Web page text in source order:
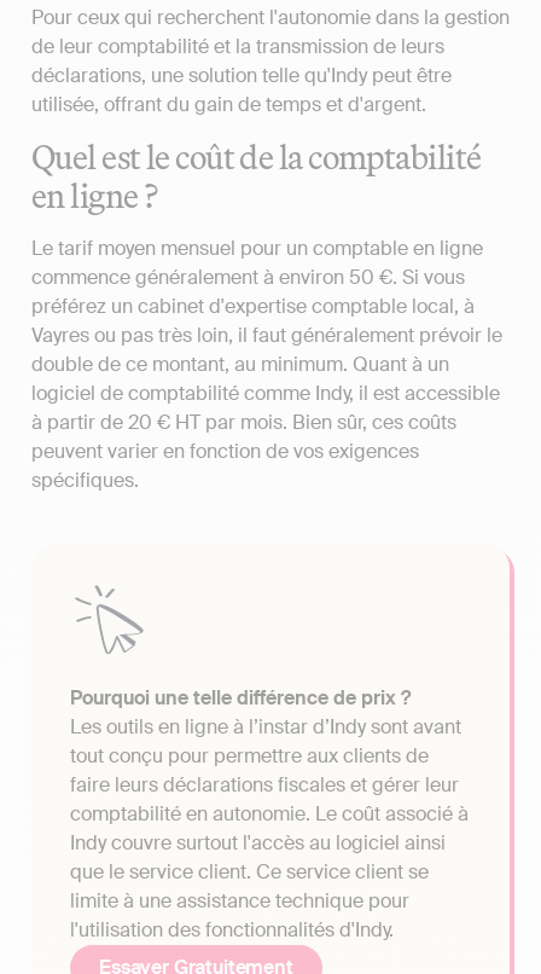
Pour ceux qui recherchent l'autonomie dans la gestion
de leur comptabilité et la transmission de leurs
déclarations, une solution telle qu'Indy peut être
utilisée, offrant du gain de temps et d'argent.
Quel est le coût de la comptabilité
en ligne ?
Le tarif moyen mensuel pour un comptable en ligne
commence généralement à environ 50 €. Si vous
préférez un cabinet d'expertise comptable local, à
Vayres ou pas très loin, il faut généralement prévoir le
double de ce montant, au minimum. Quant à un
logiciel de comptabilité comme Indy, il est accessible
à partir de 20 € HT par mois. Bien sûr, ces coûts
peuvent varier en fonction de vos exigences
spécifiques.
Pourquoi une telle différence de prix ?
Les outils en ligne à l’instar d’Indy sont avant
tout conçu pour permettre aux clients de
faire leurs déclarations fiscales et gérer leur
comptabilité en autonomie. Le coût associé à
Indy couvre surtout l'accès au logiciel ainsi
que le service client. Ce service client se
limite à une assistance technique pour
l'utilisation des fonctionnalités d'Indy.
Essayer Gratuitement